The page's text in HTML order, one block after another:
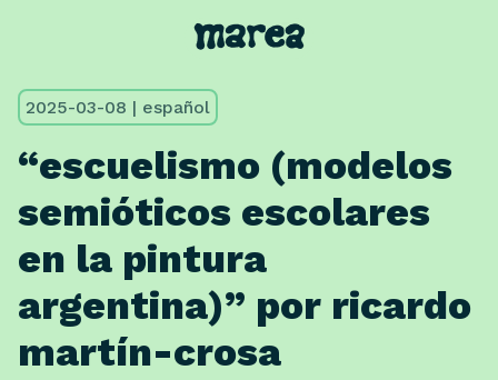
“escuelismo (modelos
semióticos escolares
en la pintura
argentina)” por ricardo
martín-crosa
2025-03-08 | español